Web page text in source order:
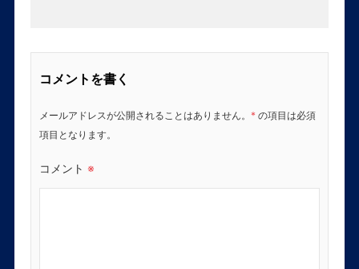
コメントを書く
メールアドレスが公開されることはありません。 * の項目は必須
項目となります。
コメント ※